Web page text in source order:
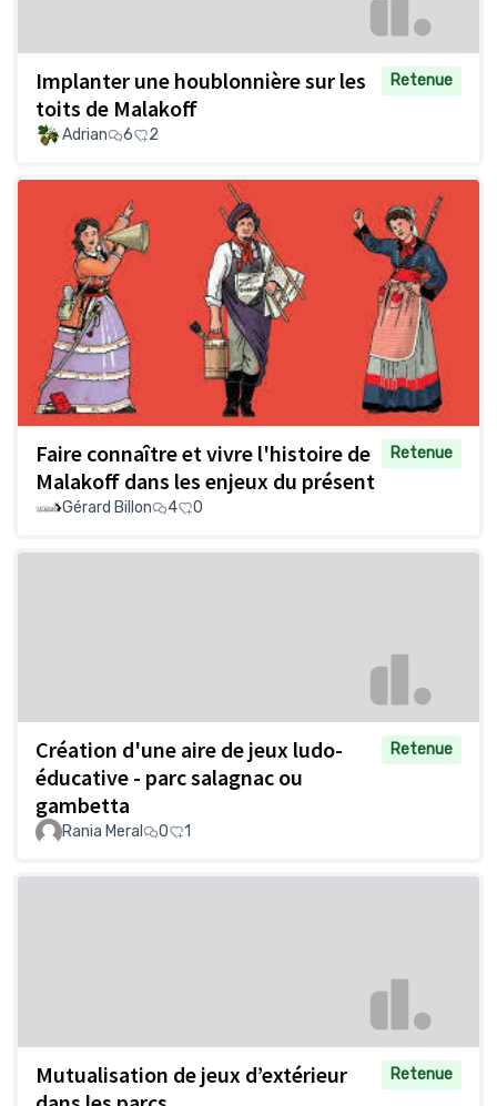
Implanter une houblonnière sur les
toits de Malakoff
Retenue
Adrian 6 2
Faire connaître et vivre l'histoire de
Malakoff dans les enjeux du présent
Retenue
Gérard Billon 4 0
Création d'une aire de jeux ludo-
éducative - parc salagnac ou
gambetta
Retenue
Rania Meral 0 1
Mutualisation de jeux d’extérieur
Retenue